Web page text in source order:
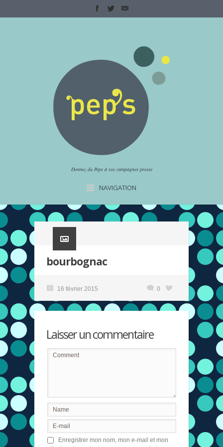
Donnez du Peps à vos campagnes presse
NAVIGATION
bourbognac
16 février 2015 0
Laisser un commentaire
Enregistrer mon nom, mon e-mail et mon